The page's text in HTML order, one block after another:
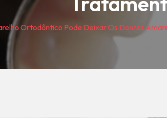
Ortodôntico Pode Deixar Os Dentes